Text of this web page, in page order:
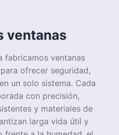
de
corte preciso,
alta calidad y
a la corrosión. Cada
que garantizan